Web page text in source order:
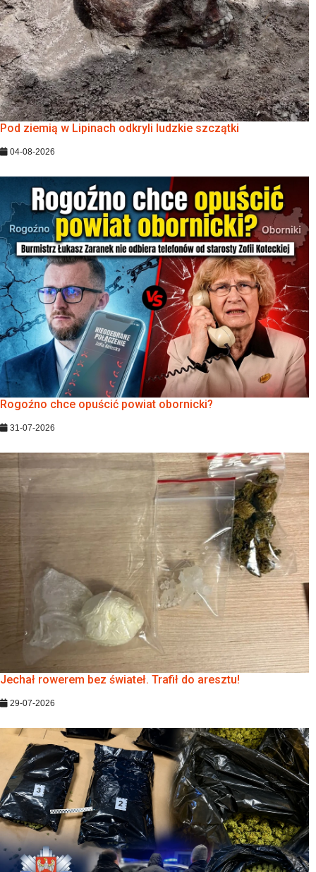
Pod ziemią w Lipinach odkryli ludzkie szczątki
04-08-2026
Rogoźno chce opuścić powiat obornicki?
31-07-2026
Jechał rowerem bez świateł. Trafił do aresztu!
29-07-2026